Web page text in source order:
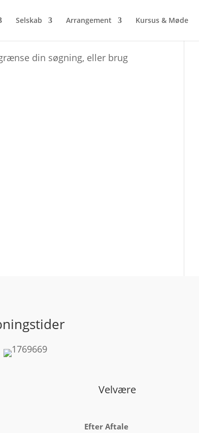
Selskab Arrangement Kursus & Møde
din søgning, eller brug
Velvære
Efter Aftale